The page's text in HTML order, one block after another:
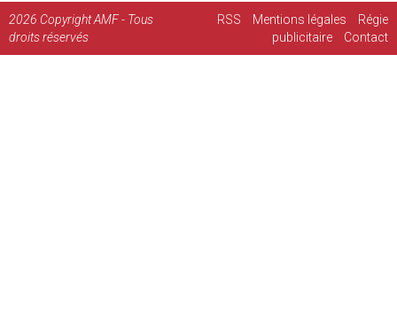
2026 Copyright AMF - Tous
droits réservés
RSS Mentions légales
Régie
publicitaire
Contact